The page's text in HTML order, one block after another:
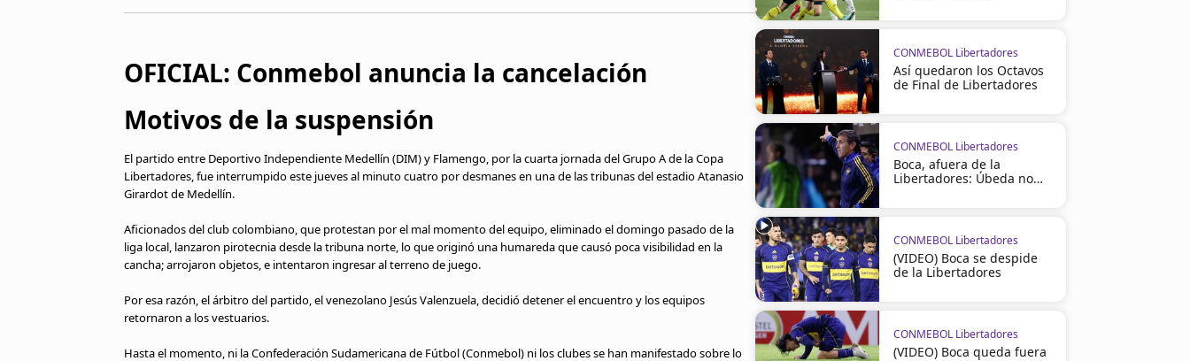
OFICIAL: Conmebol anuncia la cancelación
Motivos de la suspensión
El partido entre Deportivo Independiente Medellín (DIM) y Flamengo, por la cuarta jornada del Grupo A de la Copa
Libertadores, fue interrumpido este jueves al minuto cuatro por desmanes en una de las tribunas del estadio Atanasio
Girardot de Medellín.
Aficionados del club colombiano, que protestan por el mal momento del equipo, eliminado el domingo pasado de la
liga local, lanzaron pirotecnia desde la tribuna norte, lo que originó una humareda que causó poca visibilidad en la
cancha; arrojaron objetos, e intentaron ingresar al terreno de juego.
Por esa razón, el árbitro del partido, el venezolano Jesús Valenzuela, decidió detener el encuentro y los equipos
retornaron a los vestuarios.
Hasta el momento, ni la Confederación Sudamericana de Fútbol (Conmebol) ni los clubes se han manifestado sobre lo
CONMEBOL Libertadores
Así quedaron los Octavos
de Final de Libertadores
CONMEBOL Libertadores
Boca, afuera de la
Libertadores: Úbeda no
CONMEBOL Libertadores
(VIDEO) Boca se despide
de la Libertadores
CONMEBOL Libertadores
(VIDEO) Boca queda fuera